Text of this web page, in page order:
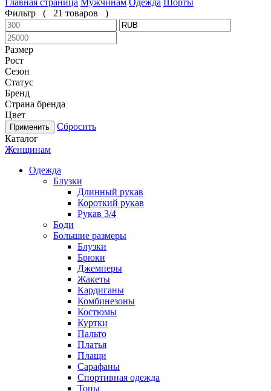
Фильтр
( 21 товаров )
Размер
Рост
Сезон
Статус
Бренд
Страна бренда
Цвет
Сбросить
Каталог
Женщинам
Одежда
Блузки
Длинный рукав
Короткий рукав
Рукав 3/4
Боди
Большие размеры
Блузки
Брюки
Джемперы
Жакеты
Кардиганы
Комбинезоны
Костюмы
Куртки
Пальто
Платья
Плащи
Сарафаны
Спортивная одежда
Топы